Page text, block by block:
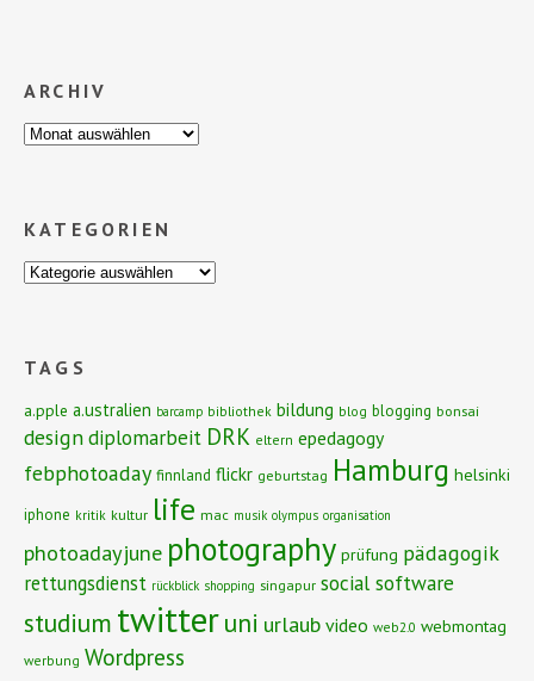
ARCHIV
KATEGORIEN
TAGS
a.pple a.ustralien barcamp bibliothek bildung blog blogging bonsai
designdiplomarbeit DRK eltern epedagogy
febphotoaday finnland flickr geburtstag Hamburg helsinki
iphone kritik kultur life mac musik olympus organisation
photoadayjune photography prüfung pädagogik
rettungsdienst rückblick shopping singapur social software
studium twitteruni urlaub video web2.0 webmontag
werbung Wordpress